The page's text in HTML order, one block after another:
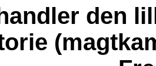
den